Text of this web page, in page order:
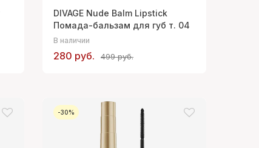
DIVAGE Nude Balm Lipstick
Помада-бальзам для губ т. 04
В наличии
280 руб. 499 руб.
-30%